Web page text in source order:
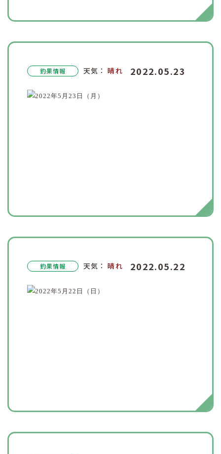
釣果情報 天気：晴れ 2022.05.23
釣果情報 天気：晴れ 2022.05.22